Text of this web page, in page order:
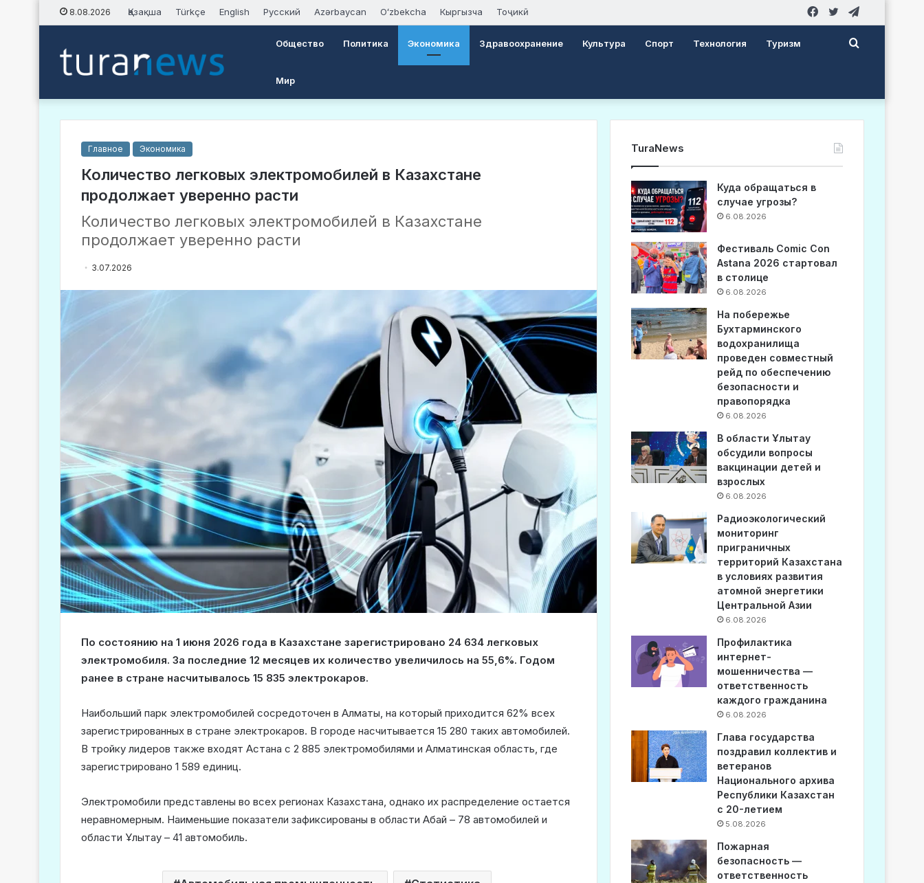
8.08.2026 Қазақша Türkçe English Русский Azərbaycan Oʻzbekcha Кыргызча Тоҷикӣ Twitter
Facebook
Общество Политика Экономика Здравоохранение Культура Спорт Технология Туризм
Мир
Search
Главное Экономика
Количество легковых электромобилей в Казахстане
продолжает уверенно расти
Количество легковых электромобилей в Казахстане
продолжает уверенно расти
3.07.2026
По состоянию на 1 июня 2026 года в Казахстане зарегистрировано 24 634 легковых
электромобиля. За последние 12 месяцев их количество увеличилось на 55,6%. Годом
ранее в стране насчитывалось 15 835 электрокаров.
Наибольший парк электромобилей сосредоточен в Алматы, на который приходится 62% всех
зарегистрированных в стране электрокаров. В городе насчитывается 15 280 таких автомобилей.
В тройку лидеров также входят Астана с 2 885 электромобилями и Алматинская область, где
зарегистрировано 1 589 единиц.
Электромобили представлены во всех регионах Казахстана, однако их распределение остается
неравномерным. Наименьшие показатели зафиксированы в области Абай – 78 автомобилей и
области Ұлытау – 41 автомобиль.
TuraNews
Куда обращаться в
случае угрозы?
6.08.2026
Фестиваль Comic Con
Astana 2026 стартовал
в столице
6.08.2026
На побережье
Бухтарминского
водохранилища
проведен совместный
рейд по обеспечению
безопасности и
правопорядка
6.08.2026
В области Ұлытау
обсудили вопросы
вакцинации детей и
взрослых
6.08.2026
Радиоэкологический
мониторинг
приграничных
территорий Казахстана
в условиях развития
атомной энергетики
Центральной Азии
6.08.2026
Профилактика
интернет-
мошенничества —
ответственность
каждого гражданина
6.08.2026
Глава государства
поздравил коллектив и
ветеранов
Национального архива
Республики Казахстан
с 20-летием
5.08.2026
Пожарная
безопасность —
ответственность